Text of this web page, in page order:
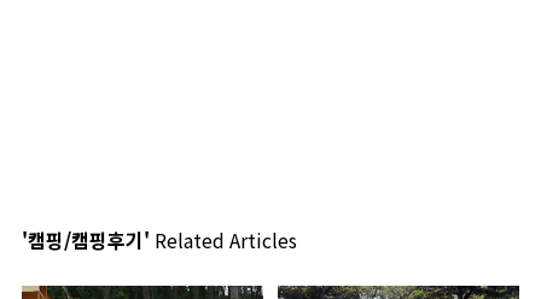
'캠핑/캠핑후기' Related Articles